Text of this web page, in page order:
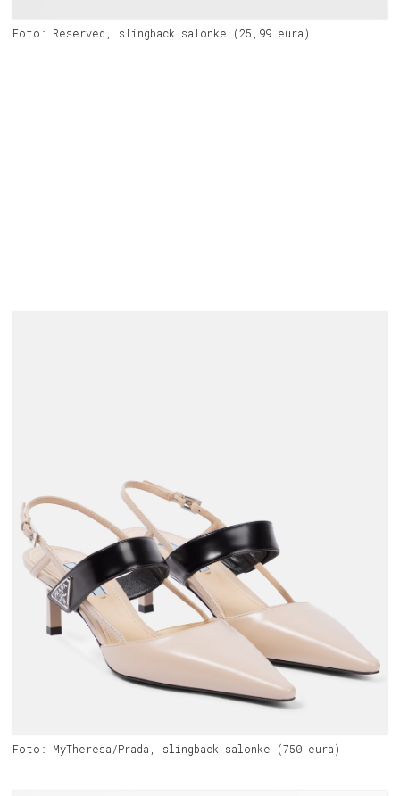
Foto: Reserved, slingback salonke (25,99 eura)
Foto: MyTheresa/Prada, slingback salonke (750 eura)